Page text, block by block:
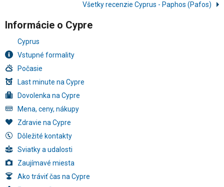
Všetky recenzie Cyprus - Paphos (Pafos)
Informácie o Cypre
Cyprus
Vstupné formality
Počasie
Last minute na Cypre
Dovolenka na Cypre
Mena, ceny, nákupy
Zdravie na Cypre
Dôležité kontakty
Sviatky a udalosti
Zaujímavé miesta
Ako tráviť čas na Cypre